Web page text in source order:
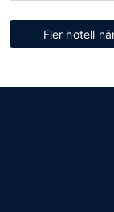
Fler hotell